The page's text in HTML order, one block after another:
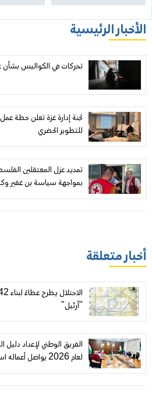
الأخبار الرئيسية
تحركات في الكواليس بشأن
لجنة إدارة غزة تعلن خطة
للتطوير الحضري
تمديد عزل المعتقلين
بمواجهة سياسة بن غفير
أخبار متعلقة
"أرئيل"
الفريق الوطني لإعداد دليل
لعام 2026 يواصل